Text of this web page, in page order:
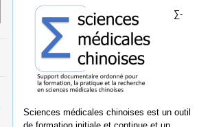
∑-
Sciences médicales chinoises est un outil